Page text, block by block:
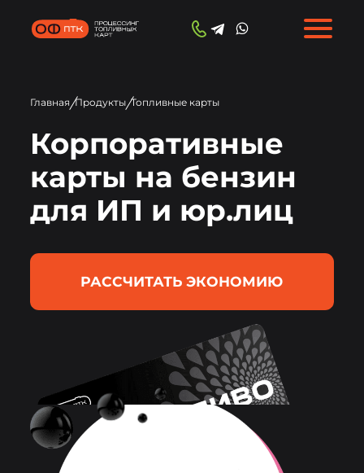
Главная/Продукты/Топливные карты
Корпоративные
карты на бензин
для ИП и юр.лиц
РАССЧИТАТЬ ЭКОНОМИЮ